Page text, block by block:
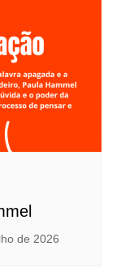
de 2026